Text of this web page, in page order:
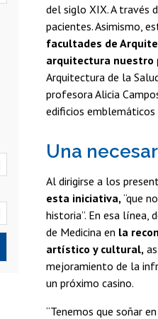
del siglo XIX. A través
pacientes. Asimismo,
facultades de
arquitectura nuestro
Arquitectura de la
profesora Alicia
edificios emblemáticos
Una
Al dirigirse a los
esta iniciativa, “que
historia”. En esa
de Medicina en la
artístico y cultural,
mejoramiento de la
un próximo casino.
“Tenemos que soñar